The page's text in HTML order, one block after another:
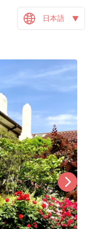
日本語